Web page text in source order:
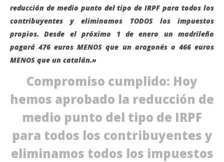
VIENDO AHORA
Ayuso ha aprobado hoy, la bajada de medio punto
del IRPF y la ELIMINACIÓN de Todos los impuestos
propios para los madrileños.
noviembre
3, 2021
reducción de medio punto del tipo de IRPF para todos los
contribuyentes y eliminamos TODOS los impuestos
propios. Desde el próximo 1 de enero un madrileño
pagará 476 euros MENOS que un aragonés o 466 euros
MENOS que un catalán.»
Compromiso cumplido: Hoy
hemos aprobado la reducción de
medio punto del tipo de IRPF
para todos los contribuyentes y
eliminamos todos los impuestos